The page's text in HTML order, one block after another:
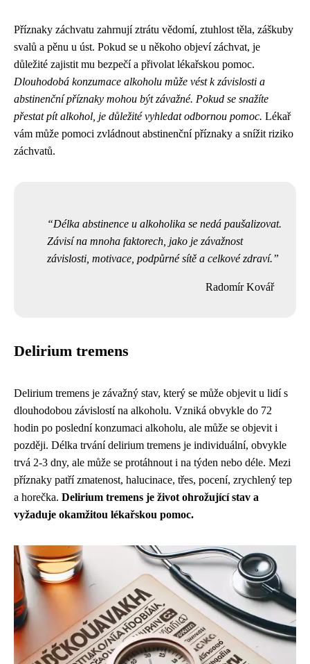
Příznaky záchvatu zahrnují ztrátu vědomí, ztuhlost těla, záškuby
svalů a pěnu u úst. Pokud se u někoho objeví záchvat, je
důležité zajistit mu bezpečí a přivolat lékařskou pomoc.
Dlouhodobá konzumace alkoholu může vést k závislosti a
abstinenční příznaky mohou být závažné. Pokud se snažíte
přestat pít alkohol, je důležité vyhledat odbornou pomoc. Lékař
vám může pomoci zvládnout abstinenční příznaky a snížit riziko
záchvatů.
Délka abstinence u alkoholika se nedá paušalizovat.
Závisí na mnoha faktorech, jako je závažnost
závislosti, motivace, podpůrné sítě a celkové zdraví.
Radomír Kovář
Delirium tremens
Delirium tremens je závažný stav, který se může objevit u lidí s
dlouhodobou závislostí na alkoholu. Vzniká obvykle do 72
hodin po poslední konzumaci alkoholu, ale může se objevit i
později. Délka trvání delirium tremens je individuální, obvykle
trvá 2-3 dny, ale může se protáhnout i na týden nebo déle. Mezi
příznaky patří zmatenost, halucinace, třes, pocení, zrychlený tep
a horečka. Delirium tremens je život ohrožující stav a
vyžaduje okamžitou lékařskou pomoc.